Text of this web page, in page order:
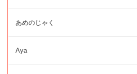
あめのじゃく
Aya